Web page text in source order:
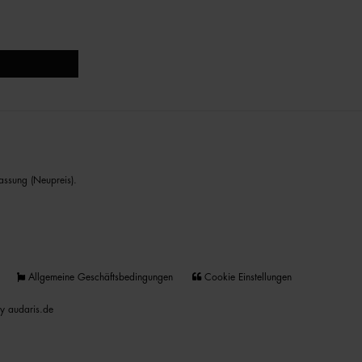
(Neupreis).
Allgemeine Geschäftsbedingungen Cookie Einstellungen
audaris.de